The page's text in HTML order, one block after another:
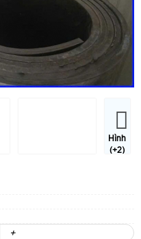
Hình
(+2)
+